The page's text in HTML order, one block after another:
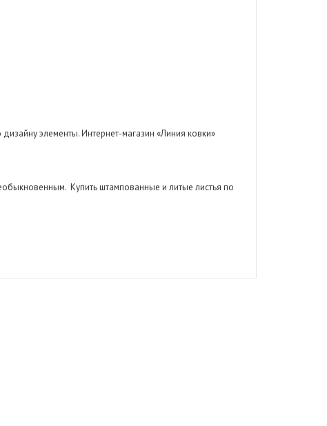
элементы. Интернет-магазин «Линия ковки»
Купить штампованные и литые листья по